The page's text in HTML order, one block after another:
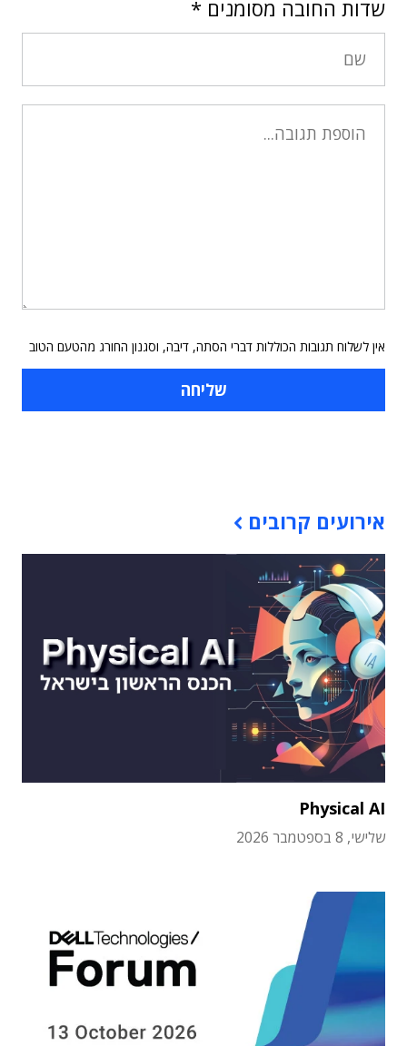
שדות החובה מסומנים *
אין לשלוח תגובות הכוללות דברי הסתה, דיבה, וסגנון החורג מהטעם הטוב
אירועים קרובים
Physical AI
שלישי, 8 בספטמבר 2026